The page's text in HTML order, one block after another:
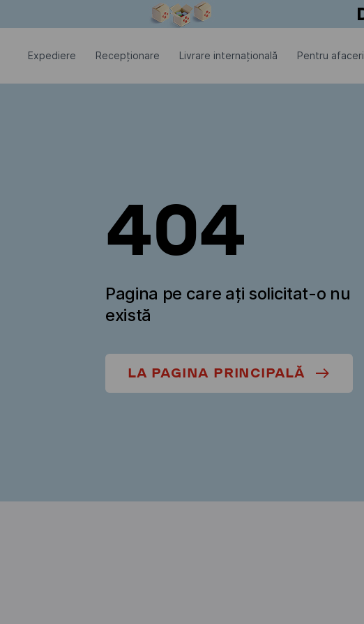
Expediere Recepționare Livrare internațională Pentru afaceri
404
Pagina pe care ați solicitat-o nu
există
LA PAGINA PRINCIPALĂ
Fereastra modală este deschisă